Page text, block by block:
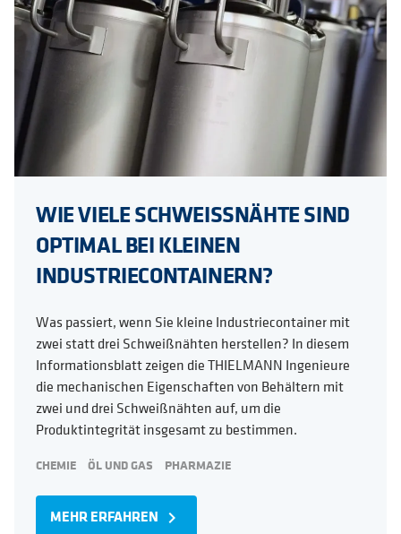
WIE VIELE SCHWEISSNÄHTE SIND
OPTIMAL BEI KLEINEN
INDUSTRIECONTAINERN?
Was passiert, wenn Sie kleine Industriecontainer mit
zwei statt drei Schweißnähten herstellen? In diesem
Informationsblatt zeigen die THIELMANN Ingenieure
die mechanischen Eigenschaften von Behältern mit
zwei und drei Schweißnähten auf, um die
Produktintegrität insgesamt zu bestimmen.
CHEMIE ÖL UND GAS PHARMAZIE
MEHR ERFAHREN navigate_next